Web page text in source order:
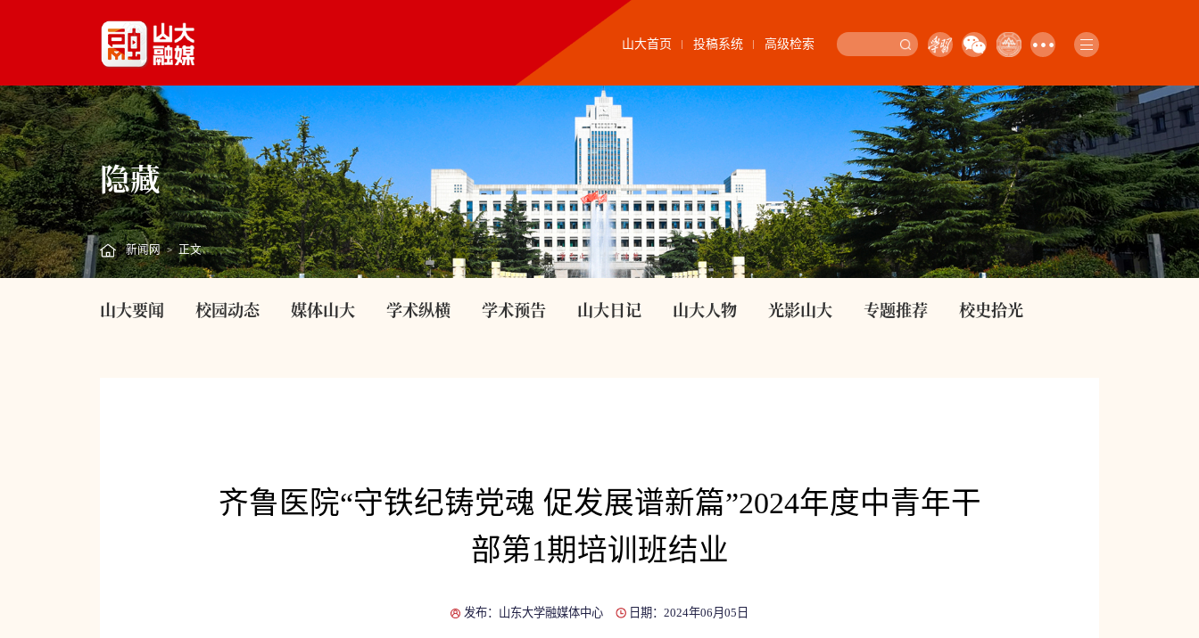
山大首页 投稿系统 高级检索
隐藏
新闻网 > 正文
山大要闻 校园动态 媒体山大 学术纵横 学术预告 山大日记 山大人物 光影山大 专题推荐 校史拾光
齐鲁医院“守铁纪铸党魂 促发展谱新篇”2024年度中青年干
部第1期培训班结业
发布：山东大学融媒体中心 日期：2024年06月05日